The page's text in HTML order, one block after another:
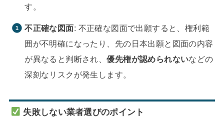
す。
不正確な図面: 不正確な図面で出願すると、権利範
囲が不明確になったり、先の日本出願と図面の内容
が異なると判断され、優先権が認められないなどの
深刻なリスクが発生します。
失敗しない業者選びのポイント